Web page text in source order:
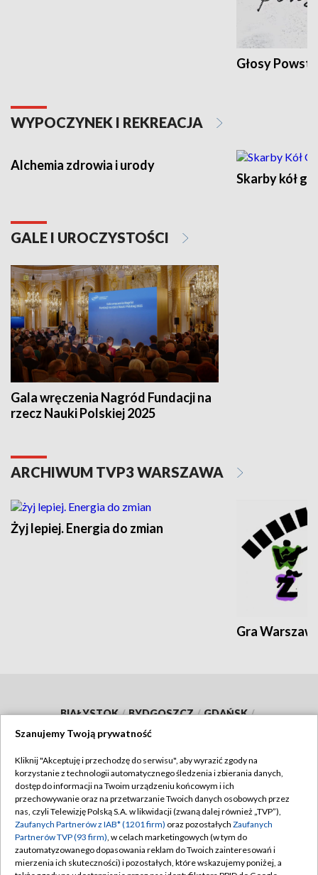
Głosy
WYPOCZYNEK I REKREACJA
Alchemia zdrowia i urody
Skarby kół
GALE I UROCZYSTOŚCI
Gala wręczenia Nagród Fundacji na
rzecz Nauki Polskiej 2025
ARCHIWUM TVP3 WARSZAWA
Żyj lepiej. Energia do zmian
Gra
BIAŁYSTOK / BYDGOSZCZ / GDAŃSK /
GORZÓW WLKP. / KATOWICE
KRAKÓW / LUBLIN / ŁÓDŹ / OLSZTYN /
OPOLE / POZNAŃ / RZESZÓW /
SZCZECIN / WARSZAWA / WROCŁAW
Szanujemy Twoją prywatność
Kliknij "Akceptuję i przechodzę do serwisu", aby wyrazić zgody na
korzystanie z technologii automatycznego śledzenia i zbierania danych,
dostęp do informacji na Twoim urządzeniu końcowym i ich
przechowywanie oraz na przetwarzanie Twoich danych osobowych przez
nas, czyli Telewizję Polską S.A. w likwidacji (zwaną dalej również „TVP”),
Zaufanych Partnerów z IAB* (1201 firm) oraz pozostałych Zaufanych
Partnerów TVP (93 firm), w celach marketingowych (w tym do
zautomatyzowanego dopasowania reklam do Twoich zainteresowań i
mierzenia ich skuteczności) i pozostałych, które wskazujemy poniżej, a